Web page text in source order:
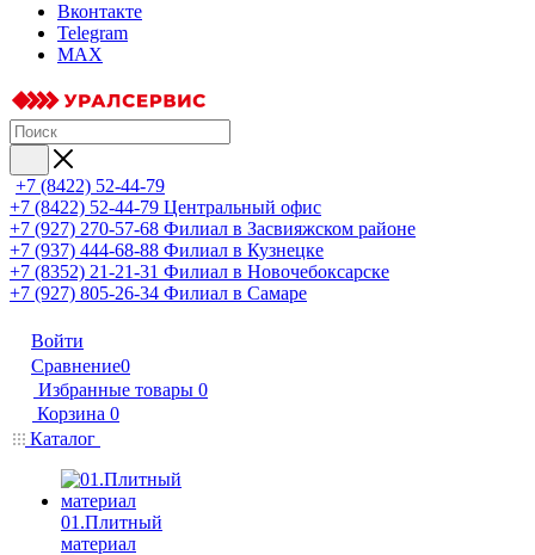
Вконтакте
Telegram
MAX
+7 (8422) 52-44-79
+7 (8422) 52-44-79 Центральный офис
+7 (927) 270-57-68 Филиал в Засвияжском районе
+7 (937) 444-68-88 Филиал в Кузнецке
+7 (8352) 21-21-31 Филиал в Новочебоксарске
+7 (927) 805-26-34 Филиал в Самаре
Войти
Сравнение0
Избранные товары 0
Корзина 0
Каталог
01.Плитный
материал